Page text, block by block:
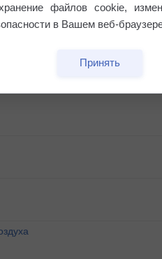
файлов cookie,
в Вашем веб-
Принять